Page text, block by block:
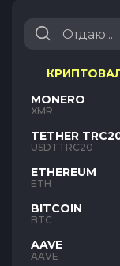
MONERO
XMR
TETHER
USDTTRC20
ETHEREUM
ETH
BITCOIN
BTC
AAVE
AAVE